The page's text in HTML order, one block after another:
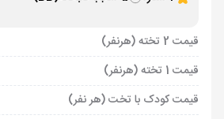
قیمت 2 تخته (هرنفر)
قیمت 1 تخته (هرنفر)
قیمت کودک با تخت (هر نفر)